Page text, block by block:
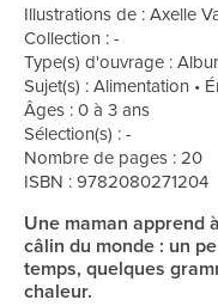
Illustrations de : Axelle
Collection : -
Type(s) d'ouvrage :
Sujet(s) : Alimentation •
Âges : 0 à 3 ans
Sélection(s) : -
Nombre de pages : 20
ISBN : 9782080271204
Une maman apprend
câlin du monde : un
temps, quelques
chaleur.